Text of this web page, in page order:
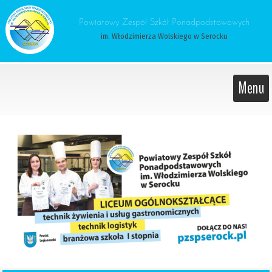
Powiatowy Zespół Szkół Ponadpodstawowych
im. Włodzimierza Wolskiego w Serocku
Menu